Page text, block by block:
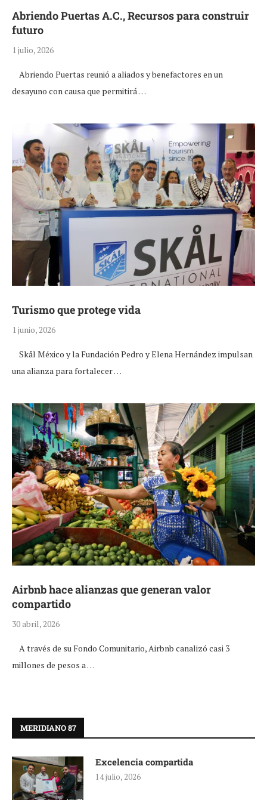
Abriendo Puertas A.C., Recursos para construir
futuro
1 julio, 2026
Abriendo Puertas reunió a aliados y benefactores en un
desayuno con causa que permitirá …
Turismo que protege vida
1 junio, 2026
Skål México y la Fundación Pedro y Elena Hernández impulsan
una alianza para fortalecer …
Airbnb hace alianzas que generan valor
compartido
30 abril, 2026
A través de su Fondo Comunitario, Airbnb canalizó casi 3
millones de pesos a …
MERIDIANO 87
Excelencia compartida
14 julio, 2026